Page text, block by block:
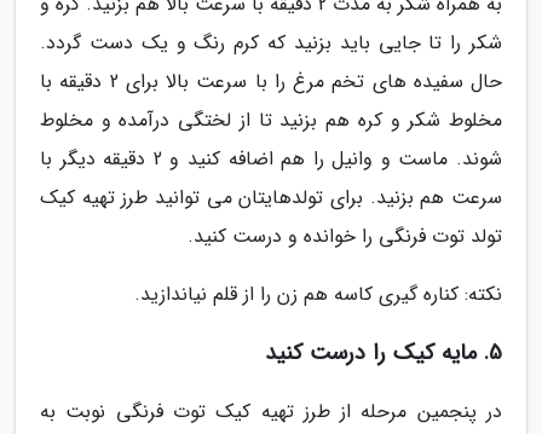
شکر را تا جایی باید بزنید که کرم رنگ و یک دست گردد.
حال سفیده های تخم مرغ را با سرعت بالا برای 2 دقیقه با
مخلوط شکر و کره هم بزنید تا از لختگی درآمده و مخلوط
شوند. ماست و وانیل را هم اضافه کنید و 2 دقیقه دیگر با
سرعت هم بزنید. برای تولدهایتان می توانید طرز تهیه کیک
تولد توت فرنگی را خوانده و درست کنید.
نکته: کناره گیری کاسه هم زن را از قلم نیاندازید.
5. مایه کیک را درست کنید
در پنجمین مرحله از طرز تهیه کیک توت فرنگی نوبت به